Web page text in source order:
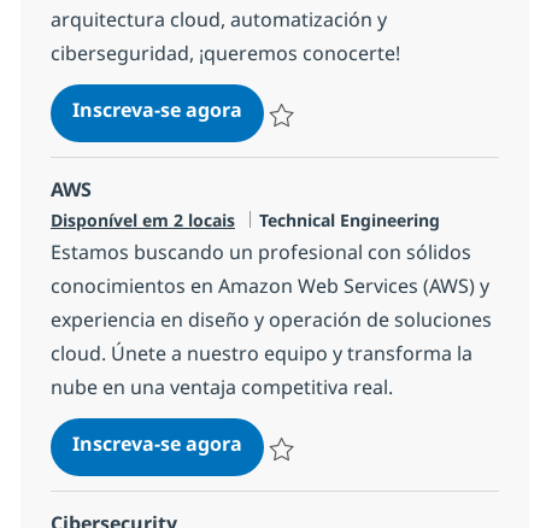
arquitectura cloud, automatización y
ciberseguridad, ¡queremos conocerte!
Inscreva-se agoraAzure
AWS
Disponível em 2 locais Categoria
Technical Engineering
Estamos buscando un profesional con sólidos
conocimientos en Amazon Web Services (AWS) y
experiencia en diseño y operación de soluciones
cloud. Únete a nuestro equipo y transforma la
nube en una ventaja competitiva real.
Inscreva-se agoraAWS